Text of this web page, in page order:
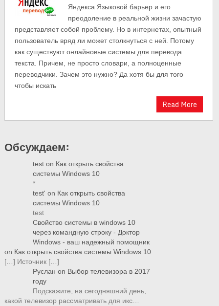
Яндекса Языковой барьер и его
преодоление в реальной жизни зачастую
представляет собой проблему. Но в интернетах, опытный
пользователь вряд ли может столкнуться с ней. Потому
как существуют онлайновые системы для перевода
текста. Причем, не просто словари, а полноценные
переводчики. Зачем это нужно? Да хотя бы для того
чтобы искать
Read More
Обсуждаем:
test on Как открыть свойства
системы Windows 10
*
test' on Как открыть свойства
системы Windows 10
test
Свойство системы в windows 10
через командную строку - Доктор
Windows - ваш надежный помощник
on Как открыть свойства системы Windows 10
[…] Источник […]
Руслан on Выбор телевизора в 2017
году
Подскажите, на сегодняшний день,
какой телевизор рассматривать для икс…